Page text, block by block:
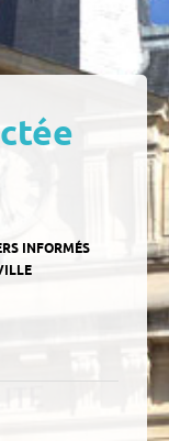
INFORMÉS